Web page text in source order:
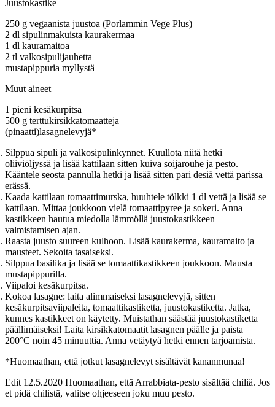
Juustokastike
250 g vegaanista juustoa (Porlammin Vege Plus)
2 dl sipulinmakuista kaurakermaa
1 dl kauramaitoa
2 tl valkosipulijauhetta
mustapippuria myllystä
Muut aineet
1 pieni kesäkurpitsa
500 g terttukirsikkatomaatteja
(pinaatti)lasagnelevyjä*
Silppua sipuli ja valkosipulinkynnet. Kuullota niitä hetki
oliiviöljyssä ja lisää kattilaan sitten kuiva soijarouhe ja pesto.
Kääntele seosta pannulla hetki ja lisää sitten pari desiä vettä parissa
erässä.
Kaada kattilaan tomaattimurska, huuhtele tölkki 1 dl vettä ja lisää se
kattilaan. Mittaa joukkoon vielä tomaattipyree ja sokeri. Anna
kastikkeen hautua miedolla lämmöllä juustokastikkeen
valmistamisen ajan.
Raasta juusto suureen kulhoon. Lisää kaurakerma, kauramaito ja
mausteet. Sekoita tasaiseksi.
Silppua basilika ja lisää se tomaattikastikkeen joukkoon. Mausta
mustapippurilla.
Viipaloi kesäkurpitsa.
Kokoa lasagne: laita alimmaiseksi lasagnelevyjä, sitten
kesäkurpitsaviipaleita, tomaattikastiketta, juustokastiketta. Jatka,
kunnes kastikkeet on käytetty. Muistathan säästää juustokastiketta
päällimäiseksi! Laita kirsikkatomaatit lasagnen päälle ja paista
200°C noin 45 minuuttia. Anna vetäytyä hetki ennen tarjoamista.
*Huomaathan, että jotkut lasagnelevyt sisältävät kananmunaa!
Edit 12.5.2020 Huomaathan, että Arrabbiata-pesto sisältää chiliä. Jos
et pidä chilistä, valitse ohjeeseen joku muu pesto.